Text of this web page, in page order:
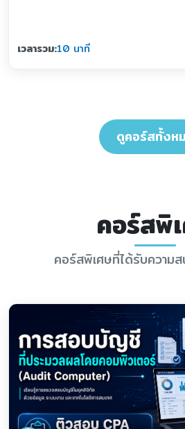
เวลารวม:10 นาที
ดูคอร์สทั้งห
คอร์สพิ
คอร์สพิเศษที่ได้รับความส